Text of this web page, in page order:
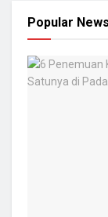
Popular News